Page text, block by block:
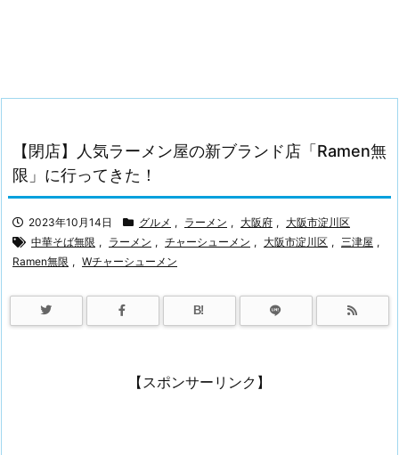
【閉店】人気ラーメン屋の新ブランド店「Ramen無
限」に行ってきた！
2023年10月14日 グルメ , ラーメン , 大阪府 , 大阪市淀川区
中華そば無限 , ラーメン , チャーシューメン , 大阪市淀川区 , 三津屋 ,
Ramen無限 , Wチャーシューメン
B!
【スポンサーリンク】